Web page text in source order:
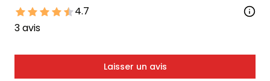
4.7
3avis
Laisser un avis